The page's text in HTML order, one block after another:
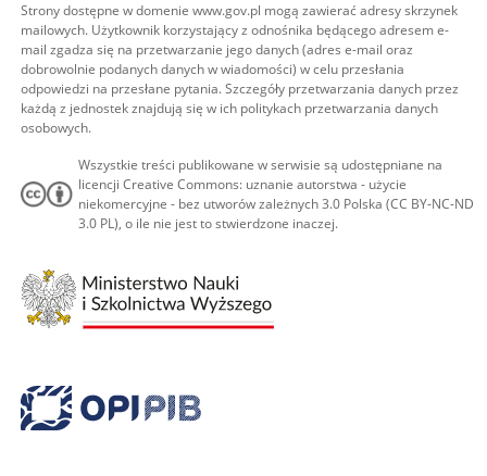
Strony dostępne w domenie www.gov.pl mogą zawierać adresy skrzynek
mailowych. Użytkownik korzystający z odnośnika będącego adresem e-
mail zgadza się na przetwarzanie jego danych (adres e-mail oraz
dobrowolnie podanych danych w wiadomości) w celu przesłania
odpowiedzi na przesłane pytania. Szczegóły przetwarzania danych przez
każdą z jednostek znajdują się w ich politykach przetwarzania danych
osobowych.
Wszystkie treści publikowane w serwisie są udostępniane na
licencji Creative Commons: uznanie autorstwa - użycie
niekomercyjne - bez utworów zależnych 3.0 Polska (CC BY-NC-ND
3.0 PL), o ile nie jest to stwierdzone inaczej.